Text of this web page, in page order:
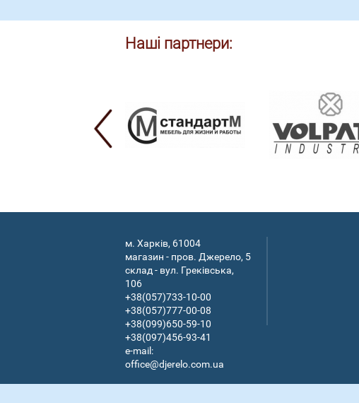
Наші партнери:
м. Харків, 61004
магазин - пров. Джерело, 5
склад - вул. Греківська,
106
+38(057)733-10-00
+38(057)777-00-08
+38(099)650-59-10
+38(097)456-93-41
e-mail:
office@djerelo.com.ua